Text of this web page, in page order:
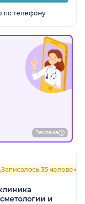
по телефону
Реклама
Записалось 35 человек
и